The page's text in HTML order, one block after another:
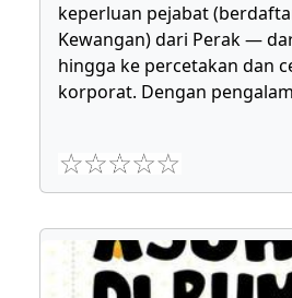
keperluan pejabat
Kewangan) dari Perak —
hingga ke percetakan dan
korporat. Dengan